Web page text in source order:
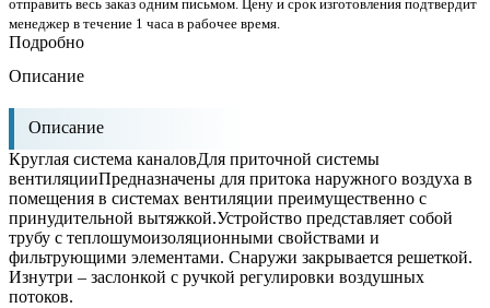
отправить весь заказ одним письмом. Цену и срок изготовления подтвердит
менеджер в течение 1 часа в рабочее время.
Подробно
Описание
Описание
Круглая система каналовДля приточной системы
вентиляцииПредназначены для притока наружного воздуха в
помещения в системах вентиляции преимущественно с
принудительной вытяжкой.Устройство представляет собой
трубу с теплошумоизоляционными свойствами и
фильтрующими элементами. Снаружи закрывается решеткой.
Изнутри – заслонкой с ручкой регулировки воздушных
потоков.